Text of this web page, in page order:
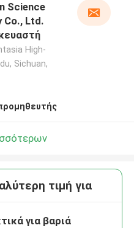
Science
Co., Ltd.
High-
Sichuan,
τιμή για
για βαριά